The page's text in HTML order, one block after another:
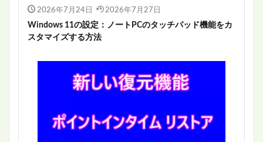
2026年7月24日 2026年7月27日
Windows 11の設定：ノートPCのタッチパッド機能をカ
スタマイズする方法